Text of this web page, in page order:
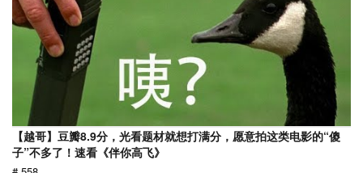
【越哥】豆瓣8.9分，光看题材就想打满分，愿意拍这类电影的“傻
子”不多了！速看《伴你高飞》